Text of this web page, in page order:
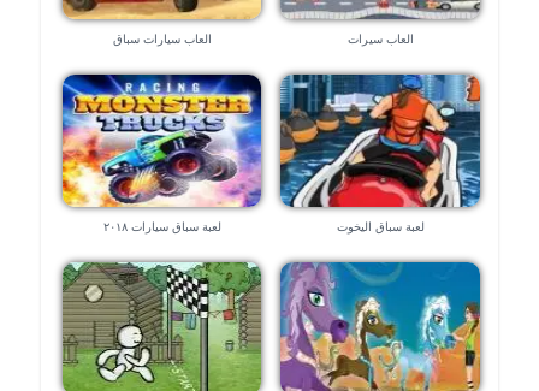
العاب سيرات العاب سيارات سباق
لعبة سباق اليخوت لعبة سباق سيارات ٢٠١٨